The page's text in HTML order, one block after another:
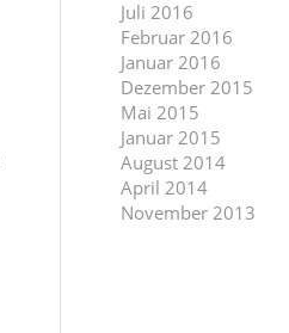
Juli 2016
Februar 2016
Januar 2016
Dezember 2015
Mai 2015
Januar 2015
August 2014
April 2014
November 2013